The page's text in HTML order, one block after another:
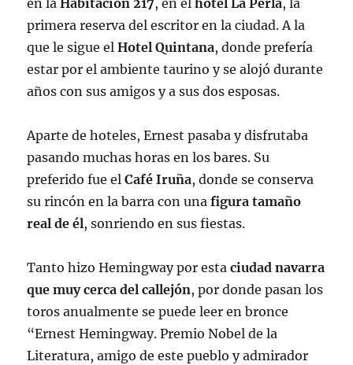
en laHabitación 217, en elhotel La Perla, la
primera reserva del escritor en la ciudad. A la
que le sigue el Hotel Quintana, donde prefería
estar por el ambiente taurino y se alojó durante
años con sus amigos y a sus dos esposas.
Aparte de hoteles, Ernest pasaba y disfrutaba
pasando muchas horas en los bares. Su
preferido fue el Café Iruña, donde se conserva
su rincón en la barra con unafigura tamaño
real de él, sonriendo en sus fiestas.
Tanto hizo Hemingway por esta ciudad navarra
que muy cerca del callejón, por donde pasan los
toros anualmente se puede leer en bronce
“Ernest Hemingway. Premio Nobel de la
Literatura, amigo de este pueblo y admirador